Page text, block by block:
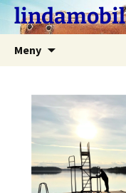
Hoppalindamobil
Meny